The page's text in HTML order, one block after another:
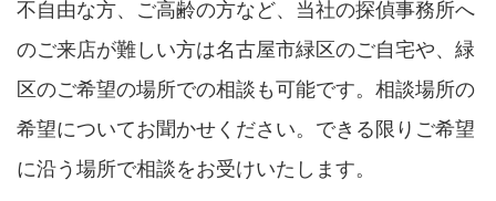
不自由な方、ご高齢の方など、当社の探偵事務所へ
のご来店が難しい方は名古屋市緑区のご自宅や、緑
区のご希望の場所での相談も可能です。相談場所の
希望についてお聞かせください。できる限りご希望
に沿う場所で相談をお受けいたします。